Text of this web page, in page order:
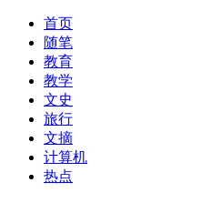
首页
随笔
教育
教学
文史
旅行
文摘
计算机
热点